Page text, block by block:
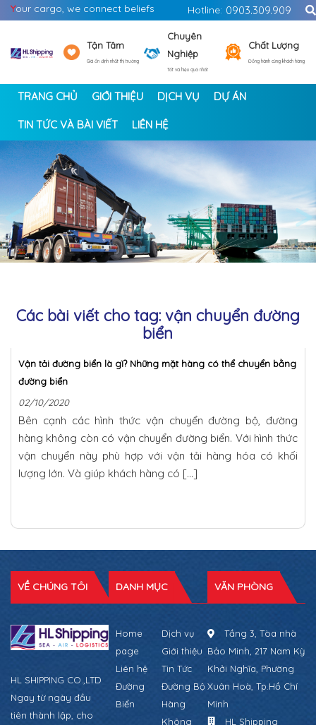
Your cargo, we connect beliefs Hotline: 0903.309.909
Tận Tâm
Giá ổn định nhất thị trường
Chuyên
Nghiệp
Tốt và hiệu quả nhất
Chất Lượng
Đồng hành cùng khách hàng
TRANG CHỦ GIỚI THIỆU DỊCH VỤ DỰ ÁN
TIN TỨC VÀ BÀI VIẾT LIÊN HỆ
< >
Các bài viết cho tag: vận chuyển đường
biển
Vận tải đường biển là gì? Những mặt hàng có thể chuyển bằng
đường biển
02/10/2020
Bên cạnh các hình thức vận chuyển đường bộ, đường
hàng không còn có vận chuyển đường biển. Với hình thức
vận chuyển này phù hợp với vận tải hàng hóa có khối
lượng lớn. Và giúp khách hàng có […]
VỀ CHÚNG TÔI
HL SHIPPING CO.,LTD
Ngay từ ngày đầu
tiên thành lập, cho
DANH MỤC
Home
page
Dịch vụ
Giới thiệu
Liên hệ
Tin Tức
Đường
Biển
Đường Bộ
Hàng
Không
VĂN PHÒNG
Tầng 3, Tòa nhà
Bảo Minh, 217 Nam Kỳ
Khởi Nghĩa, Phường
Xuân Hoà, Tp.Hồ Chí
Minh
HL Shipping